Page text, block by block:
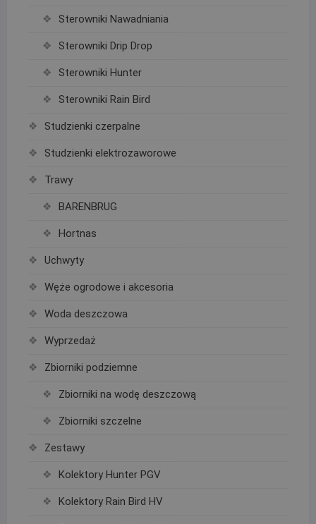
Sterowniki Nawadniania
Sterowniki Drip Drop
Sterowniki Hunter
Sterowniki Rain Bird
Studzienki czerpalne
Studzienki elektrozaworowe
Trawy
BARENBRUG
Hortnas
Uchwyty
Węże ogrodowe i akcesoria
Woda deszczowa
Wyprzedaż
Zbiorniki podziemne
Zbiorniki na wodę deszczową
Zbiorniki szczelne
Zestawy
Kolektory Hunter PGV
Kolektory Rain Bird HV